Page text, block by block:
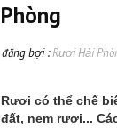
Phòng
đăng bợi :Rươi Hải
Rươi có thể chế
đất, nem rươi...